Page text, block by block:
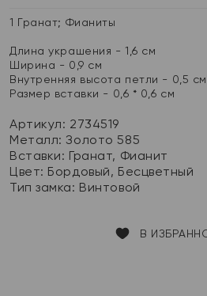
1 Гранат; Фианиты
Длина украшения - 1,6 см
Ширина - 0,9 см
Внутренняя высота петли - 0,5 см
Размер вставки - 0,6 * 0,6 см
Артикул: 2734519
Металл:Золото 585
Вставки: Гранат, Фианит
Цвет: Бордовый, Бесцветный
Тип замка: Винтовой
В